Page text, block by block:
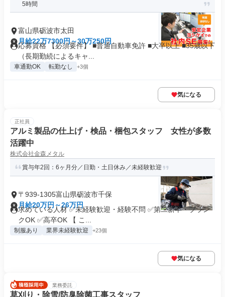
5時間
富山県砺波市太田
月給22万7300円～30万250円
応募資格 【必須要件】 ■普通自動車免許 ■大卒以上 ■35歳以下
（長期勤続によるキャ...
車通勤OK 転勤なし +3個
気になる
正社員
アルミ製品の仕上げ・検品・梱包スタッフ 女性が多数
活躍中
株式会社金森メタル
賞与年2回：6ヶ月分／日勤・土日休み／未経験歓迎
〒939-1305富山県砺波市千保
月給20万円～26万円
求めている人材 ✅未経験歓迎・経験不問 ✅第二新卒・ブラン
クOK ✅高卒OK 【 こ...
制服あり 業界未経験歓迎 +23個
気になる
業務委託
草刈り・除雪/防臭除菌工事スタッフ